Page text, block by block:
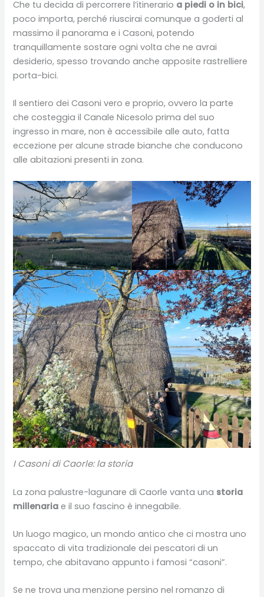
Che tu decida di percorrere l’itinerario a piedi o in bici,
poco importa, perché riuscirai comunque a goderti al
massimo il panorama e i Casoni, potendo
tranquillamente sostare ogni volta che ne avrai
desiderio, spesso trovando anche apposite rastrelliere
porta-bici.
Il sentiero dei Casoni vero e proprio, ovvero la parte
che costeggia il Canale Nicesolo prima del suo
ingresso in mare, non è accessibile alle auto, fatta
eccezione per alcune strade bianche che conducono
alle abitazioni presenti in zona.
I Casoni di Caorle: la storia
La zona palustre-lagunare di Caorle vanta una storia
millenaria e il suo fascino è innegabile.
Un luogo magico, un mondo antico che ci mostra uno
spaccato di vita tradizionale dei pescatori di un
tempo, che abitavano appunto i famosi “casoni”.
Se ne trova una menzione persino nel romanzo di